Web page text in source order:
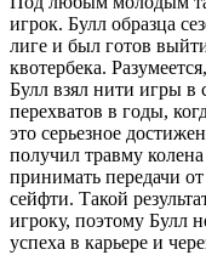
игрок. Булл образца
лиге и был готов
квотербека.
Булл взял нити игры в
перехватов в годы,
это серьезное
получил травму
принимать передачи
сейфти. Такой
игроку, поэтому Булл
успеха в карьере и